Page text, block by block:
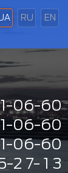
RU EN
06-60
06-60
06-60
2 7- 1 3